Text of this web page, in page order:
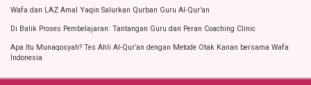
Wafa dan LAZ Amal Yaqin Salurkan Qurban Guru Al-Qur’an
Di Balik Proses Pembelajaran: Tantangan Guru dan Peran Coaching Clinic
Apa Itu Munaqosyah? Tes Ahli Al-Qur’an dengan Metode Otak Kanan bersama Wafa
Indonesia